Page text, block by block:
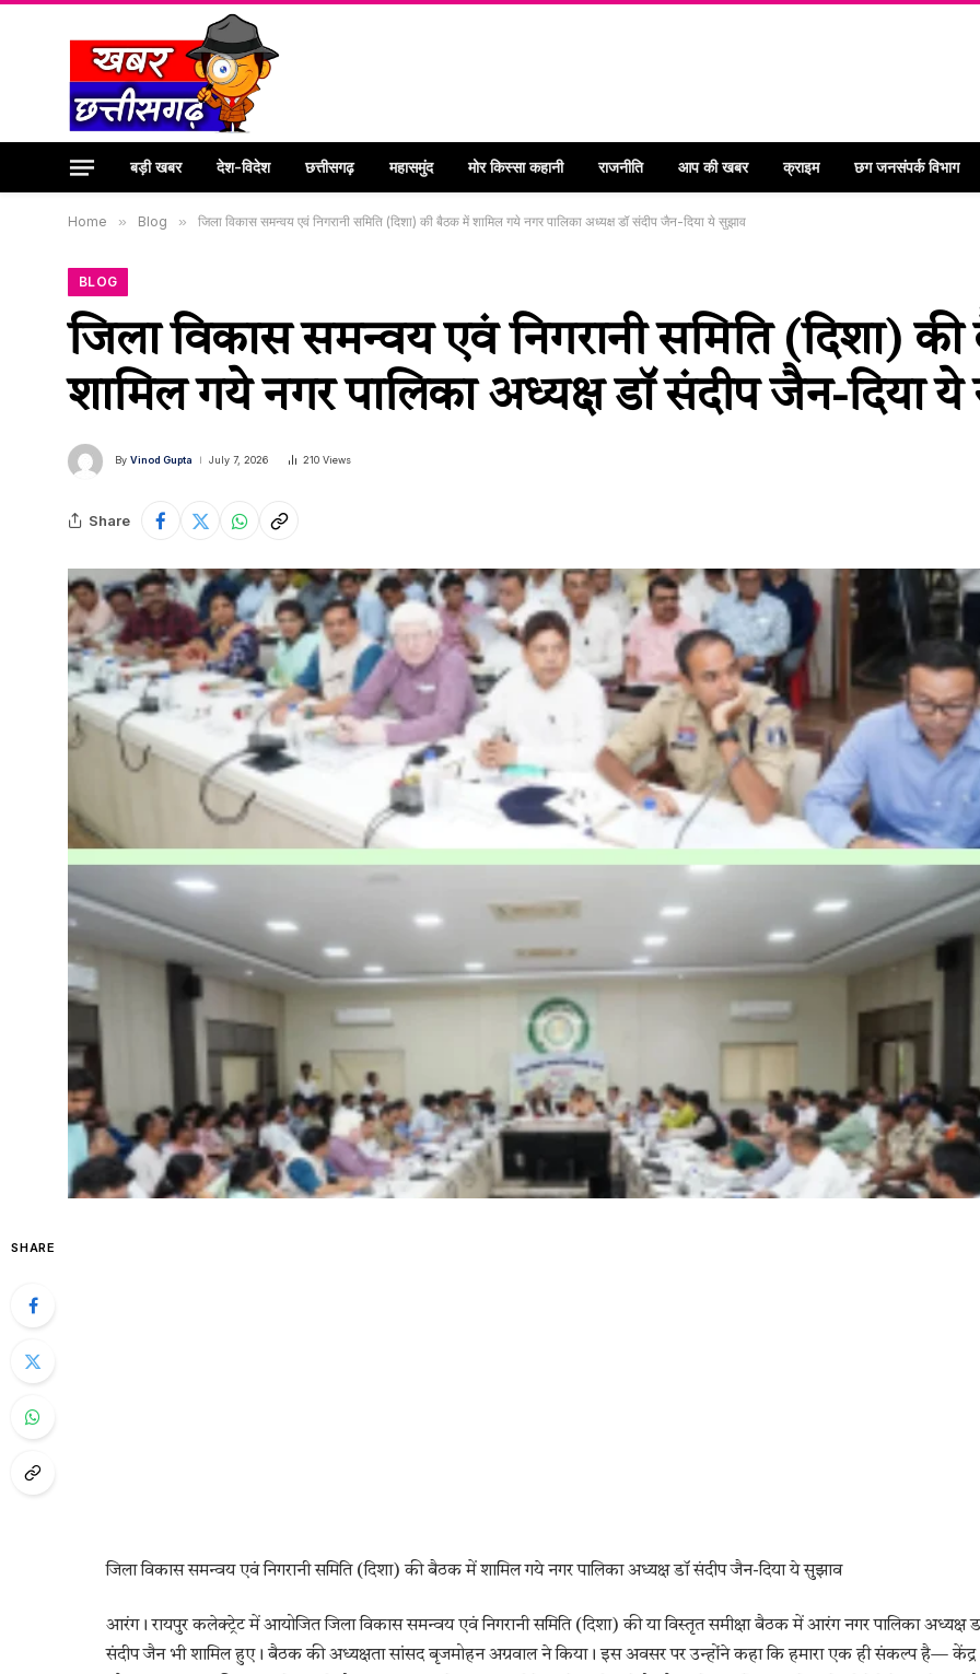
बड़ी खबर देश-विदेश छत्तीसगढ़ महासमुंद मोर किस्सा कहानी राजनीति आप की खबर क्राइम छग जनसंपर्क विभाग
Home » Blog » जिला विकास समन्वय एवं निगरानी समिति (दिशा) की बैठक में शामिल गये नगर पालिका अध्यक्ष डॉ संदीप जैन-दिया ये सुझाव
BLOG
जिला विकास समन्वय एवं निगरानी समिति (दिशा)
शामिल गये नगर पालिका अध्यक्ष डॉ संदीप जैन-दिया
By Vinod Gupta July 7, 2026 210 Views
Share
SHARE
जिला विकास समन्वय एवं निगरानी समिति (दिशा) की बैठक में शामिल गये नगर पालिका अध्यक्ष डॉ संदीप जैन-दिया ये सुझाव
आरंग। रायपुर कलेक्ट्रेट में आयोजित जिला विकास समन्वय एवं निगरानी समिति (दिशा) की या विस्तृत समीक्षा बैठक में आरंग नगर पालिका अध्यक्ष
संदीप जैन भी शामिल हुए। बैठक की अध्यक्षता सांसद बृजमोहन अग्रवाल ने किया। इस अवसर पर उन्होंने कहा कि हमारा एक ही संकल्प है— केंद्र